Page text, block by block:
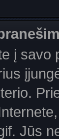
į savo
Jūs